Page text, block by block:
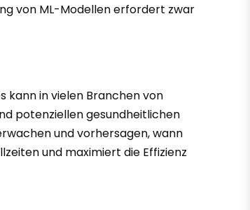
von ML-Modellen erfordert zwar
kann in vielen Branchen von
potenziellen gesundheitlichen
und vorhersagen, wann
und maximiert die Effizienz